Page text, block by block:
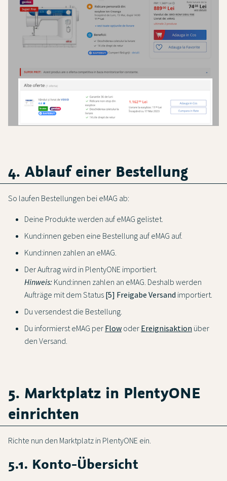
4. Ablauf einer Bestellung
So laufen Bestellungen bei eMAG ab:
Deine Produkte werden auf eMAG gelistet.
Kund:innen geben eine Bestellung auf eMAG auf.
Kund:innen zahlen an eMAG.
Der Auftrag wird in PlentyONE importiert.
Hinweis: Kund:innen zahlen an eMAG. Deshalb werden
Aufträge mit dem Status [5] Freigabe Versand importiert.
Du versendest die Bestellung.
Du informierst eMAG per Flow oder Ereignisaktion über
den Versand.
5. Marktplatz in PlentyONE
einrichten
Richte nun den Marktplatz in PlentyONE ein.
5.1. Konto-Übersicht